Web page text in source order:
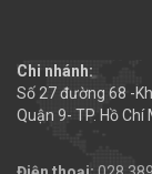
Chi nhánh:
Số 27 đường 68 -
Quận 9- TP. Hồ Chí